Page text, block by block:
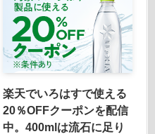
楽天でいろはすで使える
20％OFFクーポンを配信
中。400mlは流石に足り